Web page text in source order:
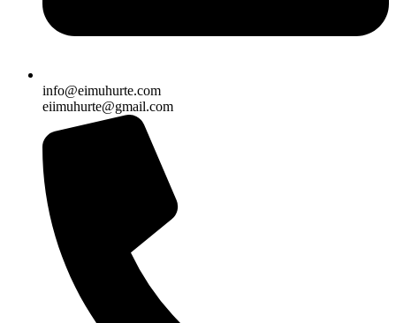
info@eimuhurte.com
eiimuhurte@gmail.com